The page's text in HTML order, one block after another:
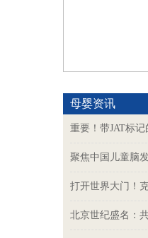
母婴资讯
重要！带JAT标
聚焦中国儿童脑
打开世界大门！
北京世纪盛名：